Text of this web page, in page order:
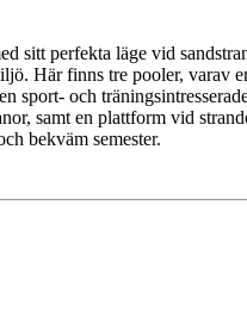
sitt perfekta läge vid
Här finns tre pooler, varav
sport- och
samt en plattform vid
bekväm semester.